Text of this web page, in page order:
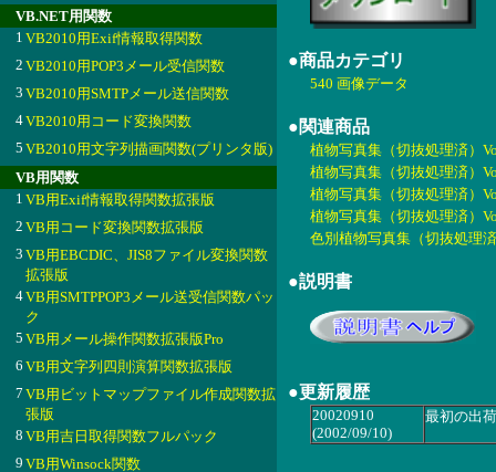
VB.NET用関数
1 VB2010用Exif情報取得関数
2 VB2010用POP3メール受信関数
3 VB2010用SMTPメール送信関数
4VB2010用コード変換関数
5 VB2010用文字列描画関数(プリンタ版)
VB用関数
1 VB用Exif情報取得関数拡張版
2 VB用コード変換関数拡張版
3 VB用EBCDIC、JIS8ファイル変換関数
拡張版
4VB用SMTPPOP3メール送受信関数パッ
ク
5 VB用メール操作関数拡張版Pro
6 VB用文字列四則演算関数拡張版
7 VB用ビットマップファイル作成関数拡
張版
8 VB用吉日取得関数フルパック
9 VB用Winsock関数
●商品カテゴリ
540 画像データ
●関連商品
植物写真集（切抜処理済）
植物写真集（切抜処理済）
植物写真集（切抜処理済）
植物写真集（切抜処理済）
色別植物写真集（切抜処理
●説明書
●更新履歴
20020910
(2002/09/10)
最初の出荷